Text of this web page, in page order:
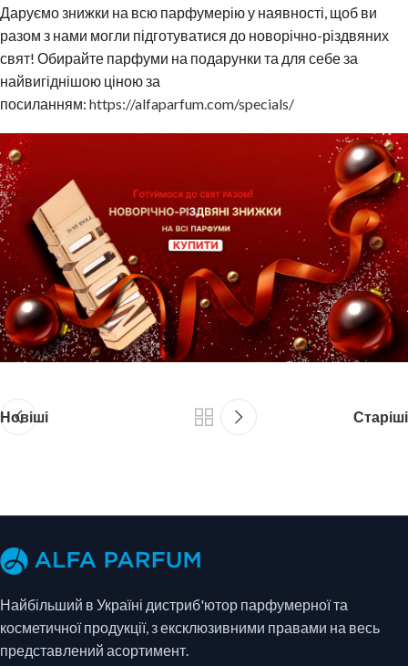
Даруємо знижки на всю парфумерію у наявності, щоб ви
разом з нами могли підготуватися до новорічно-різдвяних
свят! Обирайте парфуми на подарунки та для себе за
найвигіднішою ціною за
посиланням: https://alfaparfum.com/specials/
Новіші Старіші
Найбільший в Україні дистриб'ютор парфумерної та
косметичної продукції, з ексклюзивними правами на весь
представлений асортимент.